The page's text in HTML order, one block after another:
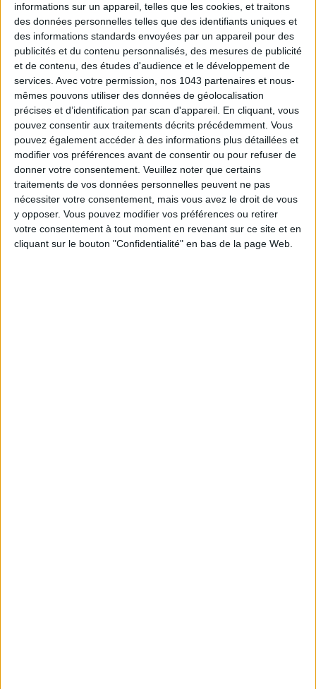
informations sur un appareil, telles que les cookies, et traitons
des données personnelles telles que des identifiants uniques et
des informations standards envoyées par un appareil pour des
publicités et du contenu personnalisés, des mesures de publicité
et de contenu, des études d'audience et le développement de
services. Avec votre permission, nos 1043 partenaires et nous-
mêmes pouvons utiliser des données de géolocalisation
précises et d’identification par scan d'appareil. En cliquant, vous
pouvez consentir aux traitements décrits précédemment. Vous
pouvez également accéder à des informations plus détaillées et
modifier vos préférences avant de consentir ou pour refuser de
donner votre consentement. Veuillez noter que certains
traitements de vos données personnelles peuvent ne pas
nécessiter votre consentement, mais vous avez le droit de vous
y opposer. Vous pouvez modifier vos préférences ou retirer
votre consentement à tout moment en revenant sur ce site et en
cliquant sur le bouton "Confidentialité" en bas de la page Web.
MAISON MYBLEND : LE TEMPLE DE LA BEAUTY-TECH EN PLEIN MARAIS